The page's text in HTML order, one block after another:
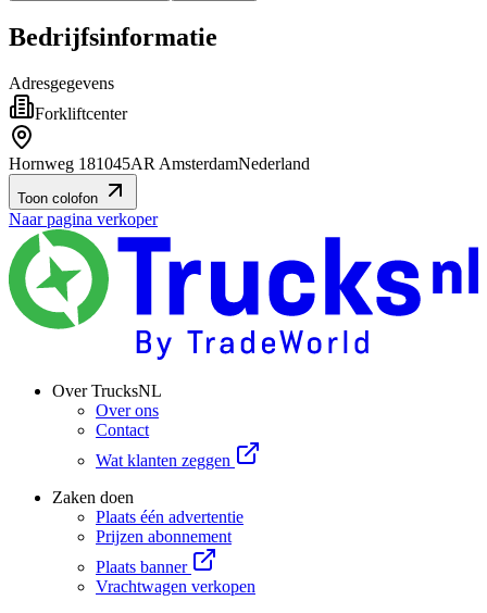
Bedrijfsinformatie
Adresgegevens
Forkliftcenter
Hornweg 181045AR AmsterdamNederland
Toon colofon
Naar pagina verkoper
Over TrucksNL
Over ons
Contact
Wat klanten zeggen
Zaken doen
Plaats één advertentie
Prijzen abonnement
Plaats banner
Vrachtwagen verkopen